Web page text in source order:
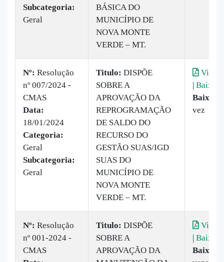
Subcategoria:
Geral
BÁSICA DO
MUNICÍPIO DE
NOVA MONTE
VERDE – MT.
Nº: Resolução
nº 007/2024 -
CMAS
Data:
18/01/2024
Categoria:
Geral
Subcategoria:
Geral
Titulo: DISPÕE
SOBRE A
APROVAÇÃO DA
REPROGRAMAÇÃO
DE SALDO DO
RECURSO DO
GESTÃO SUAS/IGD
SUAS DO
MUNICÍPIO DE
NOVA MONTE
VERDE – MT.
| Baixar
vez
Nº: Resolução
nº 001-2024 -
CMAS
Titulo: DISPÕE
SOBRE A
APROVAÇÃO DA
| Baixar